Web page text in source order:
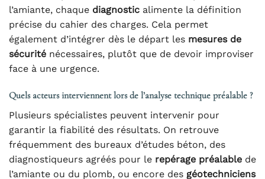
l’amiante, chaque diagnostic alimente la définition
précise du cahier des charges. Cela permet
également d’intégrer dès le départ les mesures de
sécurité nécessaires, plutôt que de devoir improviser
face à une urgence.
Quels acteurs interviennent lors de l’analyse technique préalable ?
Plusieurs spécialistes peuvent intervenir pour
garantir la fiabilité des résultats. On retrouve
fréquemment des bureaux d’études béton, des
diagnostiqueurs agréés pour le repérage préalable de
l’amiante ou du plomb, ou encore des géotechniciens